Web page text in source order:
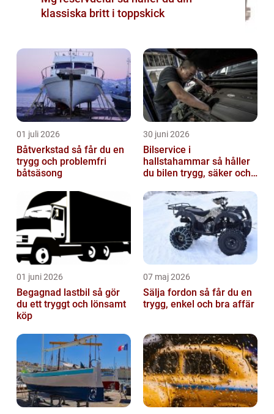
klassiska britt i toppskick
01 juli 2026
Båtverkstad så får du en
trygg och problemfri
båtsäsong
30 juni 2026
Bilservice i
hallstahammar så håller
du bilen trygg, säker och
01 juni 2026
Begagnad lastbil så gör
du ett tryggt och lönsamt
köp
07 maj 2026
Sälja fordon så får du en
trygg, enkel och bra affär